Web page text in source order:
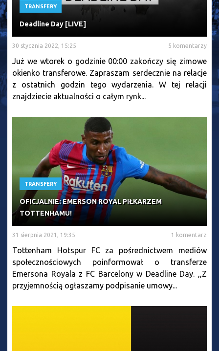
TRANSFERY
Deadline Day [LIVE]
30 stycznia 2022, 15:25 5 komentarzy
Już we wtorek o godzinie 00:00 zakończy się zimowe
okienko transferowe. Zapraszam serdecznie na relacje
z ostatnich godzin tego wydarzenia. W tej relacji
znajdziecie aktualności o całym rynk...
TRANSFERY
OFICJALNIE: EMERSON ROYAL PIŁKARZEM
TOTTENHAMU!
31 sierpnia 2021, 19:35 1 komentarz
Tottenham Hotspur FC za pośrednictwem mediów
społecznościowych poinformował o transferze
Emersona Royala z FC Barcelony w Deadline Day. ,,Z
przyjemnością ogłaszamy podpisanie umowy...